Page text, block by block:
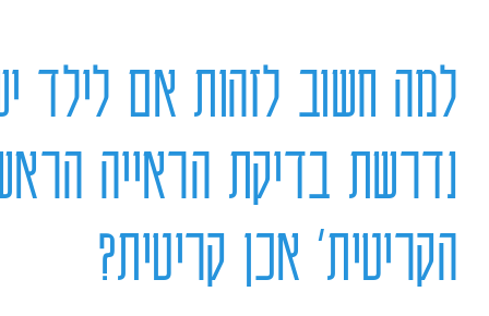
הֵנְּגִישׁוּת
למה חשוב לזהות אם לילד
נדרשת בדיקת הראייה
הקריטית’ אכן קריטית?